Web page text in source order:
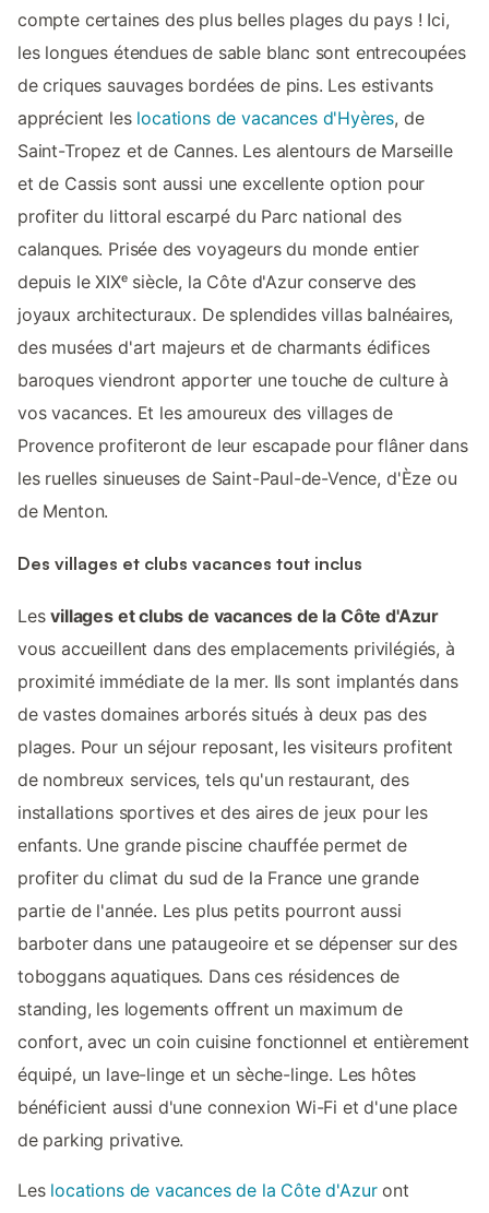
compte certaines des plus belles plages du pays ! Ici,
les longues étendues de sable blanc sont entrecoupées
de criques sauvages bordées de pins. Les estivants
apprécient les locations de vacances d'Hyères, de
Saint-Tropez et de Cannes. Les alentours de Marseille
et de Cassis sont aussi une excellente option pour
profiter du littoral escarpé du Parc national des
calanques. Prisée des voyageurs du monde entier
depuis le XIXᵉ siècle, la Côte d'Azur conserve des
joyaux architecturaux. De splendides villas balnéaires,
des musées d'art majeurs et de charmants édifices
baroques viendront apporter une touche de culture à
vos vacances. Et les amoureux des villages de
Provence profiteront de leur escapade pour flâner dans
les ruelles sinueuses de Saint-Paul-de-Vence, d'Èze ou
de Menton.
Des villages et clubs vacances tout inclus
Lesvillages et clubs de vacances de la Côte d'Azur
vous accueillent dans des emplacements privilégiés, à
proximité immédiate de la mer. Ils sont implantés dans
de vastes domaines arborés situés à deux pas des
plages. Pour un séjour reposant, les visiteurs profitent
de nombreux services, tels qu'un restaurant, des
installations sportives et des aires de jeux pour les
enfants. Une grande piscine chauffée permet de
profiter du climat du sud de la France une grande
partie de l'année. Les plus petits pourront aussi
barboter dans une pataugeoire et se dépenser sur des
toboggans aquatiques. Dans ces résidences de
standing, les logements offrent un maximum de
confort, avec un coin cuisine fonctionnel et entièrement
équipé, un lave-linge et un sèche-linge. Les hôtes
bénéficient aussi d'une connexion Wi-Fi et d'une place
de parking privative.
Les locations de vacances de la Côte d'Azur​​ont